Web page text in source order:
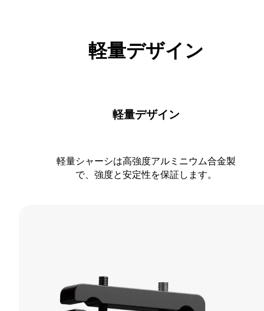
軽量デザイン
軽量デザイン
軽量シャーシは高強度アルミニウム合金製
で、強度と安定性を保証します。